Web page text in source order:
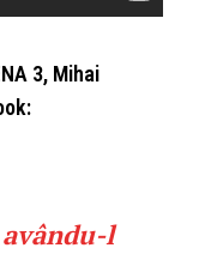
3, Mihai
l